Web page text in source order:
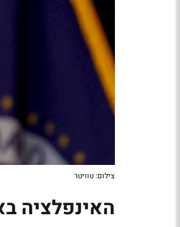
צילום: טוויטר
האינפלציה בארה"ב